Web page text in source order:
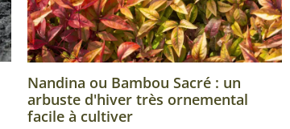
Nandina ou Bambou Sacré : un
arbuste d'hiver très ornemental
facile à cultiver